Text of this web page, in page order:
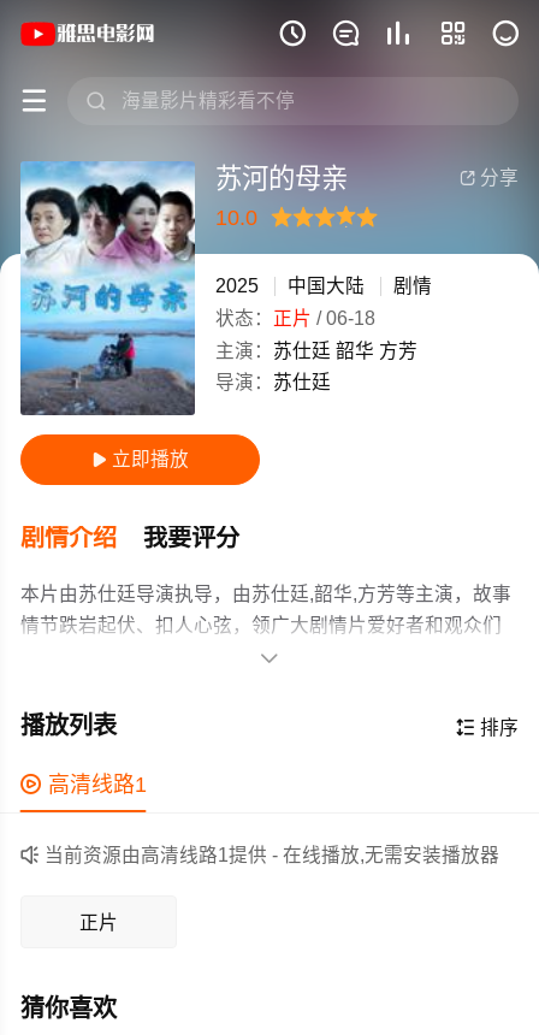
    
 
《苏河的母亲》(2025)中国大陆普通话
 分享
苏河的母亲
10.0
很差较差还行推荐
力荐
2025 中国大陆
剧情
状态： 正片 /06-18
主演： 苏仕廷 韶华 方芳
导演： 苏仕廷
 立即播放
剧情介绍 我要评分
本片由苏仕廷导演执导，由苏仕廷,韶华,方芳等主演，故事
情节跌岩起伏、扣人心弦，领广大剧情片爱好者和观众们
髓融入到剧情主线当中，展现了孝子苏河二十年如一日的
时候没有失去生活的信心，反而以一颗感恩之心陪伴在母
亲身边，进行无微不至的照顾和呵护。
作为一部 上映的剧情电影，在当期同类题材影片中具有一
定的看点，在演员表现和剧情架构上也都有不错的亮点，
剧情紧凑，角色塑造鲜明，适合喜欢剧情类电影的观众观

 排序
播放列表
 高清线路1
 当前资源由高清线路1提供 - 在线播放,无需安装播放器
正片
猜你喜欢